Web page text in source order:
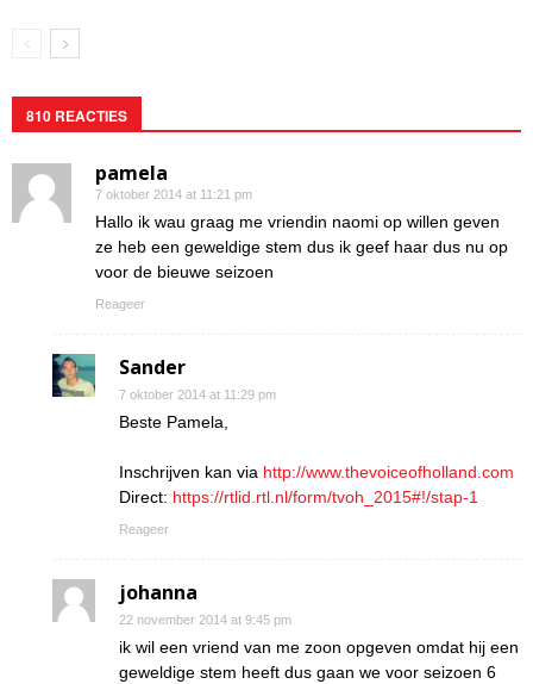
810 REACTIES
pamela
7 oktober 2014 at 11:21 pm
Hallo ik wau graag me vriendin naomi op willen geven
ze heb een geweldige stem dus ik geef haar dus nu op
voor de bieuwe seizoen
Reageer
Sander
7 oktober 2014 at 11:29 pm
Beste Pamela,
Inschrijven kan via http://www.thevoiceofholland.com
Direct: https://rtlid.rtl.nl/form/tvoh_2015#!/stap-1
Reageer
johanna
22 november 2014 at 9:45 pm
ik wil een vriend van me zoon opgeven omdat hij een
geweldige stem heeft dus gaan we voor seizoen 6